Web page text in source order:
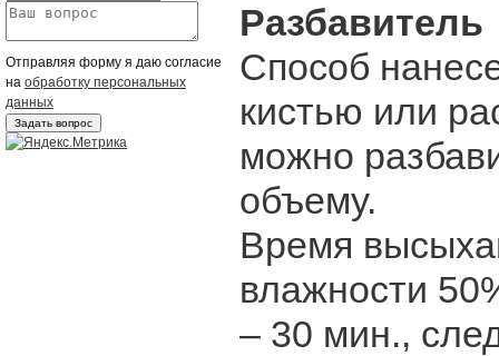
Отправляя форму я даю согласие
на обработку персональных
данных
Способ
кистью или
можно
объему.
Время
влажности
– 30 мин.,